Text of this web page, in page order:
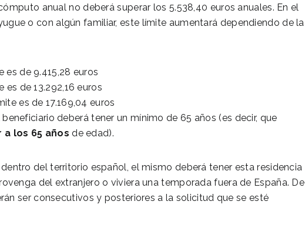
anual no deberá superar los 5.538,40 euros anuales. En el
o con algún familiar, este límite aumentará dependiendo de la
de 9.415,28 euros
de 13.292,16 euros
es de 17.169,04 euros
deberá tener un mínimo de 65 años (es decir, que
los 65 años de edad).
del territorio español, el mismo deberá tener esta residencia
del extranjero o viviera una temporada fuera de España. De
ser consecutivos y posteriores a la solicitud que se esté